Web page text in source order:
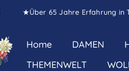
★Über 65 Jahre Erfahrung in
Home DAMEN
THEMENWELT